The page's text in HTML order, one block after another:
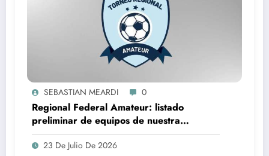
SEBASTIAN MEARDI 0
Regional Federal Amateur: listado
preliminar de equipos de nuestra
provincia que lo jugarán
23 De Julio De 2026